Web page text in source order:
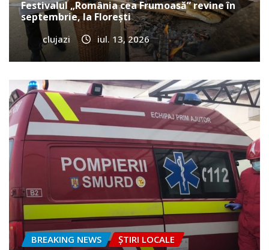
Festivalul „România cea Frumoasă” revine în
septembrie, la Florești
clujazi iul. 13, 2026
BREAKING NEWS ȘTIRI LOCALE